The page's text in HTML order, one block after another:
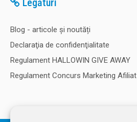
Legături
Blog - articole și noutăți
Declaraţia de confidenţialitate
Regulament HALLOWIN GIVE AWAY
Regulament Concurs Marketing Afiliat